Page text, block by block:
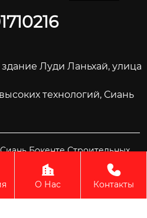
здание Луди Ланьхай, улица
технологий, Сиань
Бокенте Строительных

О Нас

Контакты